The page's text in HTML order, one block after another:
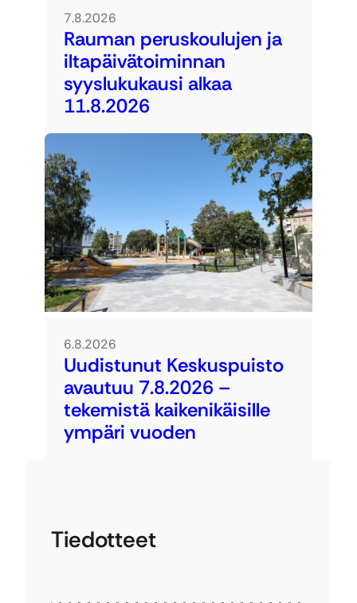
7.8.2026
Rauman peruskoulujen ja
iltapäivätoiminnan
syyslukukausi alkaa
11.8.2026
6.8.2026
Uudistunut Keskuspuisto
avautuu 7.8.2026 –
tekemistä kaikenikäisille
ympäri vuoden
Tiedotteet